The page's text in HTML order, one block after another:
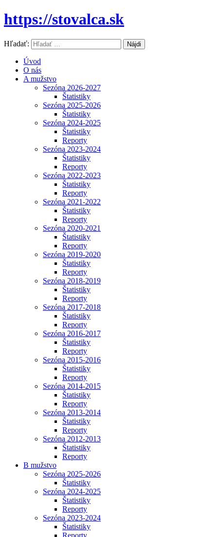
https://stovalca.sk
Hľadať:
Úvod
O nás
A mužstvo
Sezóna 2026-2027
Štatistiky
Sezóna 2025-2026
Štatistiky
Sezóna 2024-2025
Štatistiky
Reporty
Sezóna 2023-2024
Štatistiky
Reporty
Sezóna 2022-2023
Štatistiky
Reporty
Sezóna 2021-2022
Štatistiky
Reporty
Sezóna 2020-2021
Štatistiky
Reporty
Sezóna 2019-2020
Štatistiky
Reporty
Sezóna 2018-2019
Štatistiky
Reporty
Sezóna 2017-2018
Štatistiky
Reporty
Sezóna 2016-2017
Štatistiky
Reporty
Sezóna 2015-2016
Štatistiky
Reporty
Sezóna 2014-2015
Štatistiky
Reporty
Sezóna 2013-2014
Štatistiky
Reporty
Sezóna 2012-2013
Štatistiky
Reporty
B mužstvo
Sezóna 2025-2026
Štatistiky
Sezóna 2024-2025
Štatistiky
Reporty
Sezóna 2023-2024
Štatistiky
Reporty